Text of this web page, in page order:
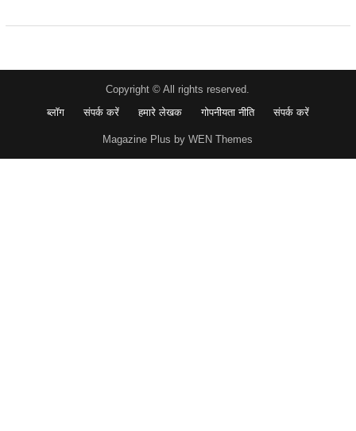
Copyright © All rights reserved.
ब्लॉग
संपर्क करें हमारे लेखक गोपनीयता नीति संपर्क करें
Magazine Plus by WEN Themes